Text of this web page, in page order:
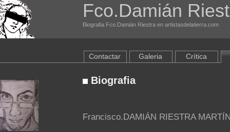
Fco.Damián
Biografia Fco.Damián Riestra en artistasdelatierra.com
Contactar Galeria Crítica
Biografia
Francisco.DAMIÁN RIESTRA